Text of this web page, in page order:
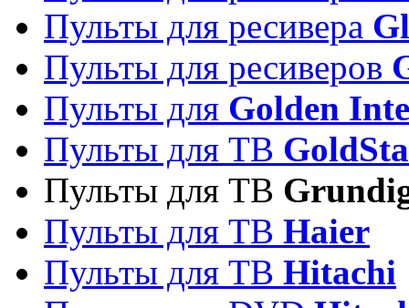
Пульты для ресивера
Пульты для ресиверов
Пульты для Golden
Пульты для ТВ
Пульты для ТВ
Пульты для ТВ Haier
Пульты для ТВ Hitachi